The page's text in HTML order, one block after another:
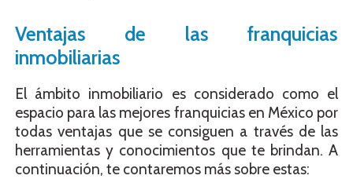
Ventajas de las franquicias
inmobiliarias
El ámbito inmobiliario es considerado como el
espacio para las mejores franquicias en México por
todas ventajas que se consiguen a través de las
herramientas y conocimientos que te brindan. A
continuación, te contaremos más sobre estas: